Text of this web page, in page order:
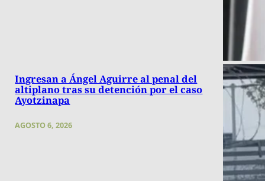
Ingresan a Ángel Aguirre al penal del
altiplano tras su detención por el caso
Ayotzinapa
AGOSTO 6, 2026